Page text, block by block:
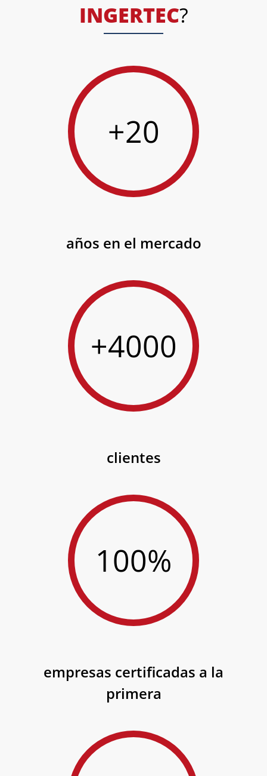
INGERTEC?
+20
años en el mercado
+4000
clientes
100%
empresas certificadas a la
primera